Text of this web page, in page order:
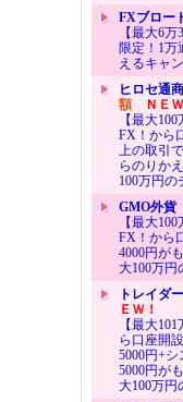
FXブロー
【最大6
限定！1万
えるキャ
ヒロセ通
額ＮＥＷ
【最大
FX！から
上の取引
らのりか
100万円の
GMO外貨
【最大
FX！から
4000円が
大100万円
トレイダ
ＥＷ！
【最大
ら口座開
5000円+
5000円が
大100万円